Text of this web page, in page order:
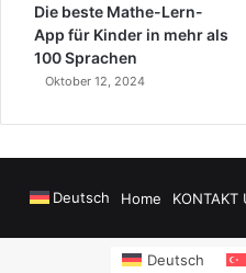
Die beste Mathe-Lern-
App für Kinder in mehr als
100 Sprachen
Oktober 12, 2024
Deutsch Home KONTAKT
Deutsch